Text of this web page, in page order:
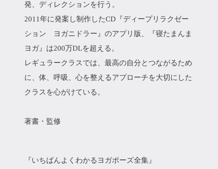
発、ディレクションを行う。
2011年に発案し制作したCD『ディープリラクゼー
ション ヨガニドラー』のアプリ版、『寝たまんま
ヨガ』は200万DLを超える。
レギュラークラスでは、最高の自分とつながるため
に、体、呼吸、心を整えるアプローチを大切にした
クラスを心がけている。
著書・監修
『いちばんよくわかるヨガポーズ全集』